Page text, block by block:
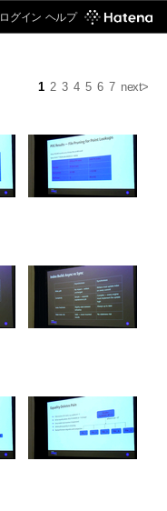
ログイン ヘルプ
1 2 3 4 5 6 7 next>